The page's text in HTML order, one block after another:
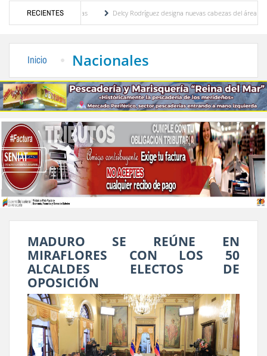
RECIENTES
Lo que ven analistas
Delcy Rodríguez designa nuevas cabezas del área
Inicio Nacionales
MADURO SE REÚNE EN
MIRAFLORES CON LOS 50
ALCALDES ELECTOS DE
OPOSICIÓN